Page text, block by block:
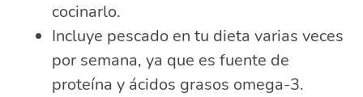
cocinarlo.
Incluye pescado en tu dieta varias veces
por semana, ya que es fuente de
proteína y ácidos grasos omega-3.